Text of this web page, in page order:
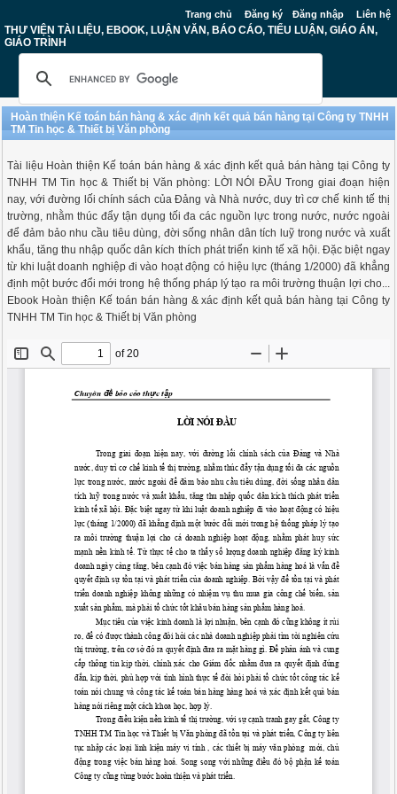
Trang chủ Đăng ký Đăng nhập Liên hệ
THƯ VIỆN TÀI LIỆU, EBOOK, LUẬN VĂN, BÁO CÁO, TIỂU LUẬN, GIÁO ÁN,
GIÁO TRÌNH
Hoàn thiện Kế toán bán hàng & xác định kết quả bán hàng tại Công ty TNHH
TM Tin học & Thiết bị Văn phòng
Tài liệu Hoàn thiện Kế toán bán hàng & xác định kết quả bán hàng tại Công ty
TNHH TM Tin học & Thiết bị Văn phòng: LỜI NÓI ĐẦU Trong giai đoạn hiện
nay, với đường lối chính sách của Đảng và Nhà nước, duy trì cơ chế kinh tế thị
trường, nhằm thúc đẩy tận dụng tối đa các nguồn lực trong nước, nước ngoài
để đảm bảo nhu cầu tiêu dùng, đời sống nhân dân tích luỹ trong nước và xuất
khẩu, tăng thu nhập quốc dân kích thích phát triển kinh tế xã hội. Đặc biệt ngay
từ khi luật doanh nghiệp đi vào hoạt động có hiệu lực (tháng 1/2000) đã khẳng
định một bước đổi mới trong hệ thống pháp lý tạo ra môi trường thuận lợi cho...
Ebook Hoàn thiện Kế toán bán hàng & xác định kết quả bán hàng tại Công ty
TNHH TM Tin học & Thiết bị Văn phòng